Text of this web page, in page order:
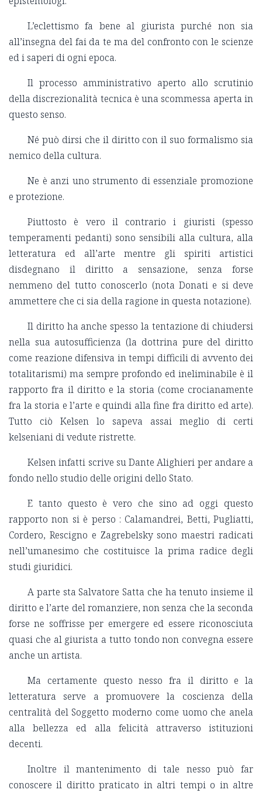
L’eclettismo fa bene al giurista purché non sia
all’insegna del fai da te ma del confronto con le scienze
ed i saperi di ogni epoca.
Il processo amministrativo aperto allo scrutinio
della discrezionalità tecnica è una scommessa aperta in
questo senso.
Né può dirsi che il diritto con il suo formalismo sia
nemico della cultura.
Ne è anzi uno strumento di essenziale promozione
e protezione.
Piuttosto è vero il contrario i giuristi (spesso
temperamenti pedanti) sono sensibili alla cultura, alla
letteratura ed all’arte mentre gli spiriti artistici
disdegnano il diritto a sensazione, senza forse
nemmeno del tutto conoscerlo (nota Donati e si deve
ammettere che ci sia della ragione in questa notazione).
Il diritto ha anche spesso la tentazione di chiudersi
nella sua autosufficienza (la dottrina pure del diritto
come reazione difensiva in tempi difficili di avvento dei
totalitarismi) ma sempre profondo ed ineliminabile è il
rapporto fra il diritto e la storia (come crocianamente
fra la storia e l’arte e quindi alla fine fra diritto ed arte).
Tutto ciò Kelsen lo sapeva assai meglio di certi
kelseniani di vedute ristrette.
Kelsen infatti scrive su Dante Alighieri per andare a
fondo nello studio delle origini dello Stato.
E tanto questo è vero che sino ad oggi questo
rapporto non si è perso : Calamandrei, Betti, Pugliatti,
Cordero, Rescigno e Zagrebelsky sono maestri radicati
nell’umanesimo che costituisce la prima radice degli
studi giuridici.
A parte sta Salvatore Satta che ha tenuto insieme il
diritto e l’arte del romanziere, non senza che la seconda
forse ne soffrisse per emergere ed essere riconosciuta
quasi che al giurista a tutto tondo non convegna essere
anche un artista.
Ma certamente questo nesso fra il diritto e la
letteratura serve a promuovere la coscienza della
centralità del Soggetto moderno come uomo che anela
alla bellezza ed alla felicità attraverso istituzioni
decenti.
Inoltre il mantenimento di tale nesso può far
conoscere il diritto praticato in altri tempi o in altre